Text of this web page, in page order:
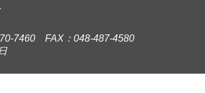
7460 FAX：048-487-4580